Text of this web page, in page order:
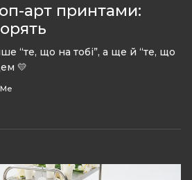
арт принтами:
“те, що на тобі”, а ще й “те, що
💛